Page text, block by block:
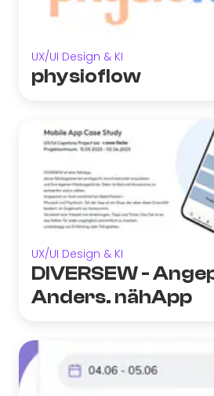
UX/UI Design & KI
physioflow
UX/UI Design & KI
DIVERSEW -
Anders. nähApp